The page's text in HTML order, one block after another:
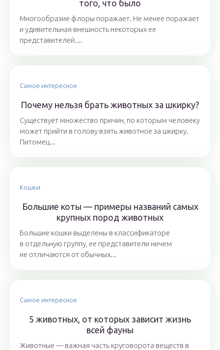
того, что было
Многообразие флоры поражает. Не менее поражает
и удивительная внешность некоторых ее
представителей....
Самое интересное
Почему нельзя брать животных за шкирку?
Существует множество причин, по которым человеку
может прийти в голову взять животное за шкирку.
Питомец...
Кошки
Большие коты — примеры названий самых
крупных пород животных
Большие кошки выделены в классификаторе
в отдельную группу, ее представители ничем
не отличаются от обычных...
Самое интересное
5 животных, от которых зависит жизнь
всей фауны
Животные — важная часть круговорота веществ в